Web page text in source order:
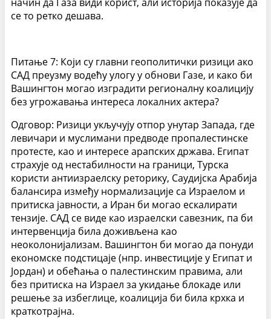
се то ретко дешава.
Питање 7: Који су главни геополитички ризици ако
САД преузму водећу улогу у обнови Газе, и како би
Вашингтон могао изградити регионалну коалицију
без угрожавања интереса локалних актера?
Одговор: Ризици укључују отпор унутар Запада, где
левичари и муслимани предводе пропалестинске
протесте, као и интересе арапских држава. Египат
страхује од нестабилности на граници, Турска
користи антиизраелску реторику, Саудијска Арабија
балансира између нормализације са Израелом и
притиска јавности, а Иран би могао ескалирати
тензије. САД се виде као израелски савезник, па би
интервенција била доживљена као
неоколонијализам. Вашингтон би могао да понуди
економске подстицаје (нпр. инвестиције у Египат и
Јордан) и обећања о палестинским правима, али
без притиска на Израел за укидање блокаде или
решење за избеглице, коалиција би била крхка и
краткотрајна.